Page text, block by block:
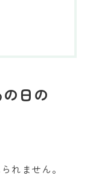
日の
れません。